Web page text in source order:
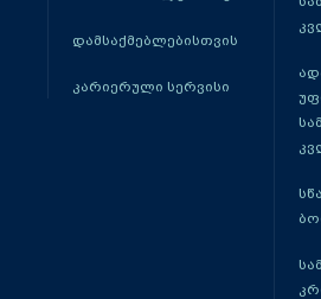
დამსაქმებლებისთვის
კარიერული სერვისი